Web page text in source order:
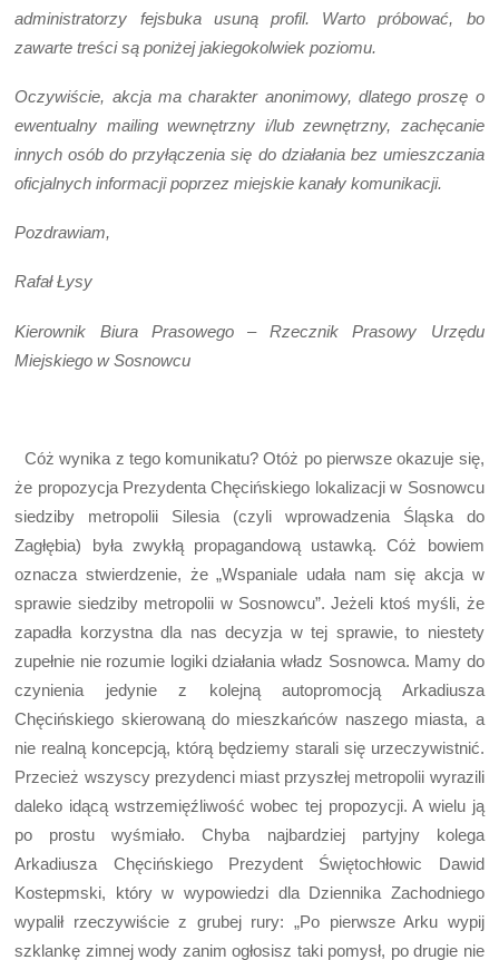
administratorzy fejsbuka usuną profil. Warto próbować, bo
zawarte treści są poniżej jakiegokolwiek poziomu.
Oczywiście, akcja ma charakter anonimowy, dlatego proszę o
ewentualny mailing wewnętrzny i/lub zewnętrzny, zachęcanie
innych osób do przyłączenia się do działania bez umieszczania
oficjalnych informacji poprzez miejskie kanały komunikacji.
Pozdrawiam,
Rafał Łysy
Kierownik Biura Prasowego – Rzecznik Prasowy Urzędu
Miejskiego w Sosnowcu
Cóż wynika z tego komunikatu? Otóż po pierwsze okazuje się,
że propozycja Prezydenta Chęcińskiego lokalizacji w Sosnowcu
siedziby metropolii Silesia (czyli wprowadzenia Śląska do
Zagłębia) była zwykłą propagandową ustawką. Cóż bowiem
oznacza stwierdzenie, że „Wspaniale udała nam się akcja w
sprawie siedziby metropolii w Sosnowcu”. Jeżeli ktoś myśli, że
zapadła korzystna dla nas decyzja w tej sprawie, to niestety
zupełnie nie rozumie logiki działania władz Sosnowca. Mamy do
czynienia jedynie z kolejną autopromocją Arkadiusza
Chęcińskiego skierowaną do mieszkańców naszego miasta, a
nie realną koncepcją, którą będziemy starali się urzeczywistnić.
Przecież wszyscy prezydenci miast przyszłej metropolii wyrazili
daleko idącą wstrzemięźliwość wobec tej propozycji. A wielu ją
po prostu wyśmiało. Chyba najbardziej partyjny kolega
Arkadiusza Chęcińskiego Prezydent Świętochłowic Dawid
Kostepmski, który w wypowiedzi dla Dziennika Zachodniego
wypalił rzeczywiście z grubej rury: „Po pierwsze Arku wypij
szklankę zimnej wody zanim ogłosisz taki pomysł, po drugie nie